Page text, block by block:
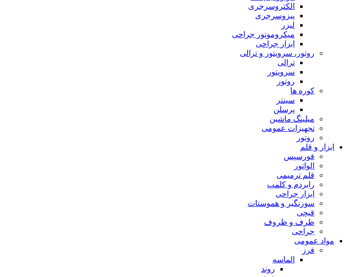
الکتروسرجری
پیزوسرجری
لیزر
میکروموتور جراحی
ابزار جراحی
روتور، سرویتور و ترالی
ترالی
سرویتور
روتور
کوره ها
سینتر
پرسلن
میلینگ ماشین
تجهیزات عمومی
روتور
ابزار و قلم
فورسپس
الواتور
قلم ترمیمی
رابردم و کلمپ
ابزار جراحی
سوزنگیر و هموستات
قیچی
ظرف و ظروف
جراحی
مواد عمومی
فرز
الماسه
روند